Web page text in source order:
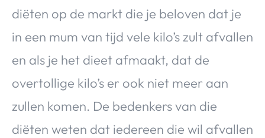
diëten op de markt die je beloven dat je
in een mum van tijd vele kilo’s zult afvallen
en als je het dieet afmaakt, dat de
overtollige kilo’s er ook niet meer aan
zullen komen. De bedenkers van die
diëten weten dat iedereen die wil afvallen